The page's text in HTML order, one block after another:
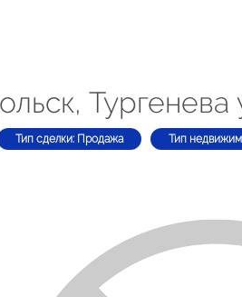
Тургенева
Тип сделки: Продажа Тип